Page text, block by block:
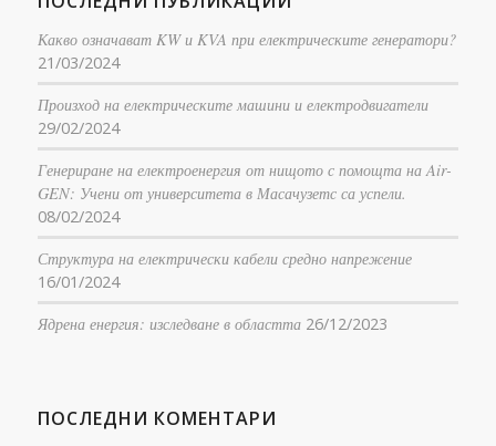
Какво означават KW и KVA при електрическите генератори?
21/03/2024
Произход на електрическите машини и електродвигатели
29/02/2024
Генериране на електроенергия от нищото с помощта на Air-
GEN: Учени от университета в Масачузетс са успели.
08/02/2024
Структура на електрически кабели средно напрежение
16/01/2024
Ядрена енергия: изследване в областта 26/12/2023
ПОСЛЕДНИ КОМЕНТАРИ